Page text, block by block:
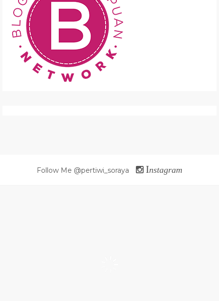
Follow Me @pertiwi_soraya Instagram